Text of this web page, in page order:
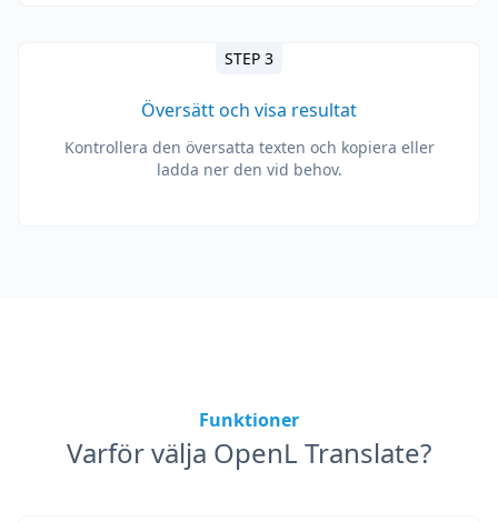
STEP 3
Översätt och visa resultat
Kontrollera den översatta texten och kopiera eller
ladda ner den vid behov.
Funktioner
Varför välja OpenL Translate?